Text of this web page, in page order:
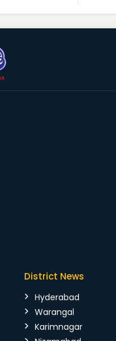
District News
Hyderabad
Warangal
Karimnagar